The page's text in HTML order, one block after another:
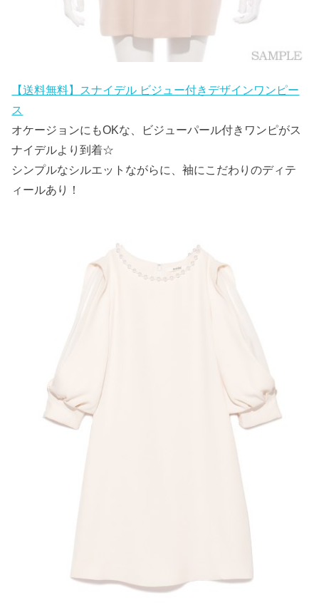
【送料無料】スナイデル ビジュー付きデザインワンピー
ス
オケージョンにもOKな、ビジューパール付きワンピがス
ナイデルより到着☆
シンプルなシルエットながらに、袖にこだわりのディテ
ィールあり！